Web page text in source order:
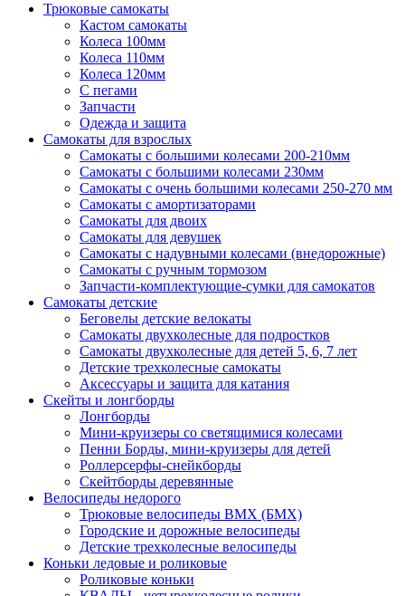
Трюковые самокаты
Кастом самокаты
Колеса 100мм
Колеса 110мм
Колеса 120мм
С пегами
Запчасти
Одежда и защита
Самокаты для взрослых
Самокаты с большими колесами 200-210мм
Самокаты с большими колесами 230мм
Самокаты с очень большими колесами 250-270 мм
Самокаты с амортизаторами
Самокаты для двоих
Самокаты для девушек
Самокаты с надувными колесами (внедорожные)
Самокаты с ручным тормозом
Запчасти-комплектующие-сумки для самокатов
Самокаты детские
Беговелы детские велокаты
Самокаты двухколесные для подростков
Самокаты двухколесные для детей 5, 6, 7 лет
Детские трехколесные самокаты
Аксессуары и защита для катания
Cкейты и лонгборды
Лонгборды
Мини-круизеры со светящимися колесами
Пенни Борды, мини-круизеры для детей
Роллерсерфы-снейкборды
Скейтборды деревянные
Велосипеды недорого
Трюковые велосипеды BMX (БМХ)
Городские и дорожные велосипеды
Детские трехколесные велосипеды
Коньки ледовые и роликовые
Роликовые коньки